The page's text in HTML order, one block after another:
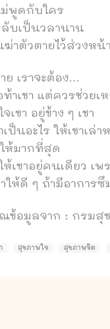
ม่พูดกับใคร
บเป็นวลานาน
ฆ่าตัวตายไว้ส่วงห
ย เราจะต้อง...
าเขา แต่ควรช่วยเห
เขา อยู่ข้าง ๆ เขา
เป็นอะไร ให้เขาเล่
ให้มากที่สุด
เขาอยู่คนเดียว เพ
าให้ดี ๆ ถ้ามีอาการ
ข้อมูลจาก : กรมสุ
สุขภาพใจ สุขภาพจิต